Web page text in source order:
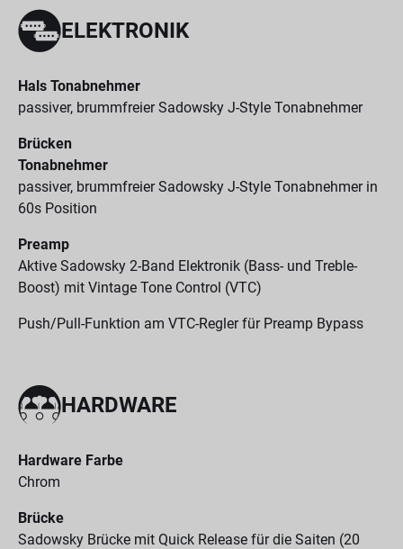
ELEKTRONIK
Hals Tonabnehmer
passiver, brummfreier Sadowsky J-Style Tonabnehmer
Brücken
Tonabnehmer
passiver, brummfreier Sadowsky J-Style Tonabnehmer in
60s Position
Preamp
Aktive Sadowsky 2-Band Elektronik (Bass- und Treble-
Boost) mit Vintage Tone Control (VTC)
Push/Pull-Funktion am VTC-Regler für Preamp Bypass
HARDWARE
Hardware Farbe
Chrom
Brücke
Sadowsky Brücke mit Quick Release für die Saiten (20